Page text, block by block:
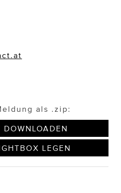
als .zip:
DOWNLOADEN
LEGEN